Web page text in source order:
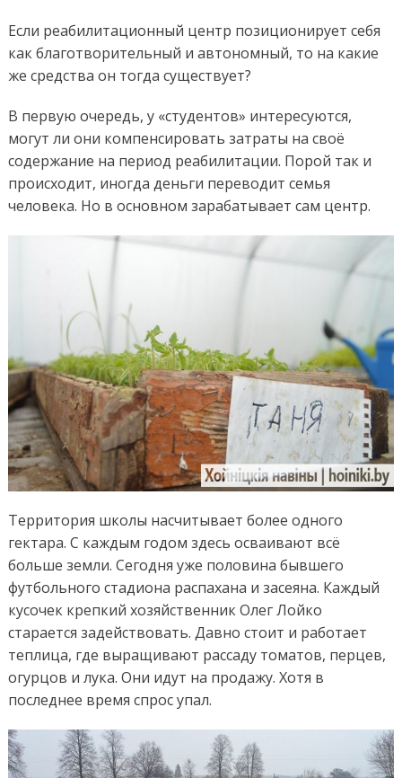
Если реабилитационный центр позиционирует себя
как благотворительный и автономный, то на какие
же средства он тогда существует?
В первую очередь, у «студентов» интересуются,
могут ли они компенсировать затраты на своё
содержание на период реабилитации. Порой так и
происходит, иногда деньги переводит семья
человека. Но в основном зарабатывает сам центр.
Территория школы насчитывает более одного
гектара. С каждым годом здесь осваивают всё
больше земли. Сегодня уже половина бывшего
футбольного стадиона распахана и засеяна. Каждый
кусочек крепкий хозяйственник Олег Лойко
старается задействовать. Давно стоит и работает
теплица, где выращивают рассаду томатов, перцев,
огурцов и лука. Они идут на продажу. Хотя в
последнее время спрос упал.